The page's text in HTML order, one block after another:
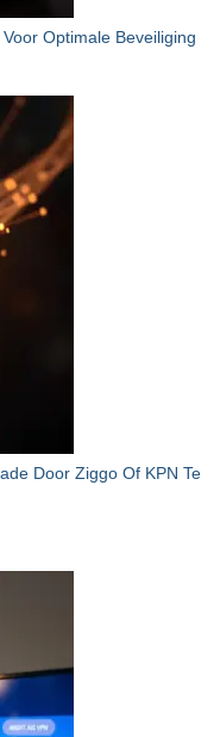
Optimale Beveiliging
Door Ziggo Of KPN Te